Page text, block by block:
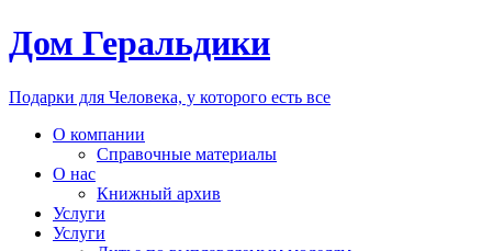
Дом Геральдики
Подарки для Человека, у которого есть все
О компании
Справочные материалы
О нас
Книжный архив
Услуги
Услуги